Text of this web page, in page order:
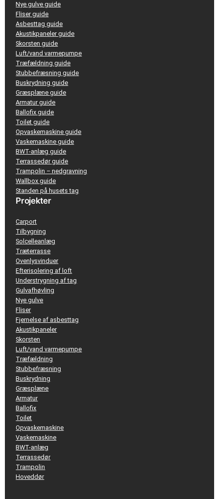
Nye gulve guide
Fliser guide
Asbesttag guide
Akustikpaneler guide
Skorsten guide
Luft/vand varmepumpe
Træfældning guide
Stubbefræsning guide
Buskrydning guide
Græsplæne guide
Armatur guide
Ballofix guide
Toilet guide
Opvaskemaskine guide
Vaskemaskine guide
BWT-anlæg guide
Terrassedør guide
Trampolin – nedgravning
Wallbox guide
Standen på husets tag
Projekter
Carport
Tilbygning
Solcelleanlæg
Træterrasse
Ovenlysvinduer
Efterisolering af loft
Understrygning af tag
Gulvafhøvling
Nye gulve
Fliser
Fjernelse af asbesttag
Akustikpaneler
Skorsten
Luft/vand varmepumpe
Træfældning
Stubbefræsning
Buskrydning
Græsplæne
Armatur
Ballofix
Toilet
Opvaskemaskine
Vaskemaskine
BWT-anlæg
Terrassedør
Trampolin
Hoveddør